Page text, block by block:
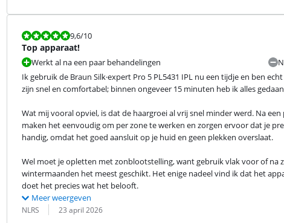
Beoordeling is 9,6 van de 10.
9,6/10
Top apparaat!
Werkt al na een paar behandelingen
Ik gebruik de Braun Silk·expert Pro 5 PL5431 IPL nu een tijdje en ben
zijn snel en comfortabel; binnen ongeveer 15 minuten heb ik alles
Wat mij vooral opviel, is dat de haargroei al vrij snel minder werd. Na
maken het eenvoudig om per zone te werken en zorgen ervoor dat je
handig, omdat het goed aansluit op je huid en geen plekken overslaat.
Wel moet je opletten met zonblootstelling, want gebruik vlak voor of na
wintermaanden het meest geschikt. Het enige nadeel vind ik dat het
doet het precies wat het belooft.
Meer weergeven
Beoordeling door:
NLRS
Datum: 23 april 2026